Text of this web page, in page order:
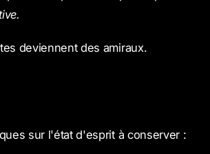
deviennent des amiraux.
sur l'état d'esprit à conserver :